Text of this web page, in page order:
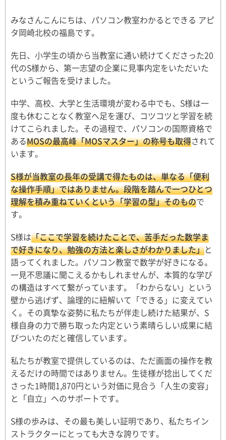
みなさんこんにちは、パソコン教室わかるとできる アピ
タ岡崎北校の福島です。
先日、小学生の頃から当教室に通い続けてくださった20
代のS様から、第一志望の企業に見事内定をいただいた
というご報告を受けました。
中学、高校、大学と生活環境が変わる中でも、S様は一
度も休むことなく教室へ足を運び、コツコツと学習を続
けてこられました。その過程で、パソコンの国際資格で
あるMOSの最高峰「MOSマスター」の称号も取得されて
います。
S様が当教室の長年の受講で得たものは、単なる「便利
な操作手順」ではありません。段階を踏んで一つひとつ
理解を積み重ねていくという「学習の型」そのもので
す。
S様は「ここで学習を続けたことで、苦手だった数学ま
で好きになり、勉強の方法と楽しさがわかりました」と
語ってくれました。パソコン教室で数学が好きになる。
一見不思議に聞こえるかもしれませんが、本質的な学び
の構造はすべて繋がっています。「わからない」という
壁から逃げず、論理的に紐解いて「できる」に変えてい
く。その真摯な姿勢に私たちが伴走し続けた結果が、S
様自身の力で勝ち取った内定という素晴らしい成果に結
びついたのだと確信しています。
私たちが教室で提供しているのは、ただ画面の操作を教
えるだけの時間ではありません。生徒様が捻出してくだ
さった1時間1,870円という対価に見合う「人生の変容」
と「自立」へのサポートです。
S様の歩みは、その最も美しい証明であり、私たちイン
ストラクターにとっても大きな誇りです。